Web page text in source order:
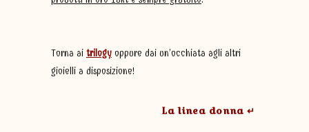
Torna ai trilogy oppure dai un’occhiata agli altri
gioielli a disposizione!
La linea donna ↵